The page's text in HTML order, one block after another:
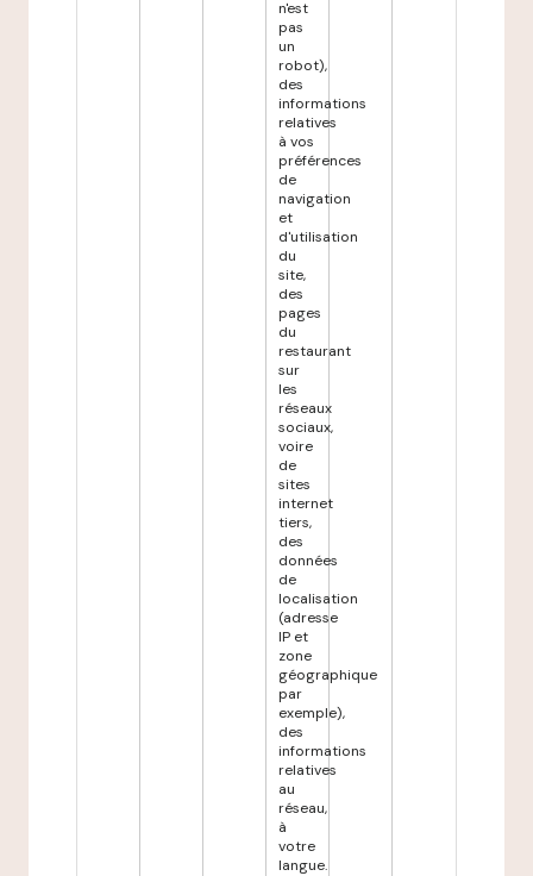
n'est
pas
un
robot),
des
informations
relatives
à vos
préférences
de
navigation
et
d'utilisation
du
site,
des
pages
du
restaurant
sur
les
réseaux
sociaux,
voire
de
sites
internet
tiers,
des
données
de
localisation
(adresse
IP et
zone
géographique
par
exemple),
des
informations
relatives
au
réseau,
à
votre
langue.